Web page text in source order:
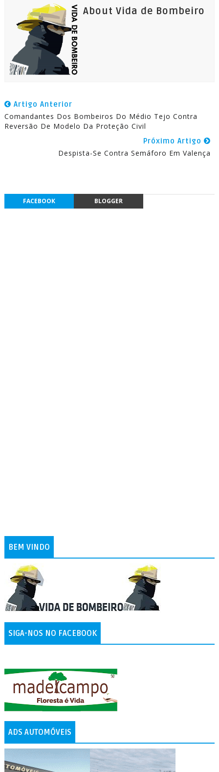
About Vida de Bombeiro
Artigo Anterior
Comandantes Dos Bombeiros Do Médio Tejo Contra
Reversão De Modelo Da Proteção Civil
Próximo Artigo
Despista-Se Contra Semáforo Em Valença
FACEBOOK BLOGGER
BEM VINDO
SIGA-NOS NO FACEBOOK
ADS AUTOMÓVEIS